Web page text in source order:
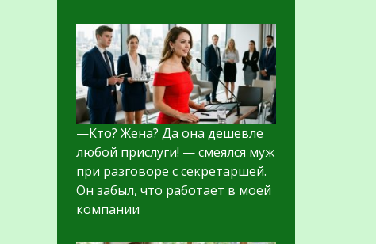
—Кто? Жена? Да она дешевле
любой прислуги! — смеялся муж
при разговоре с секретаршей.
Он забыл, что работает в моей
компании